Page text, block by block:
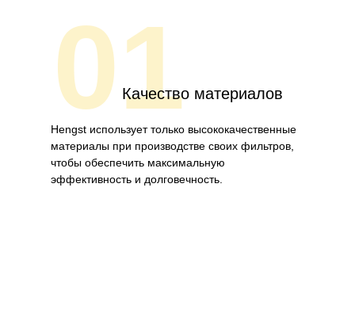
01Качество материалов
Hengst использует только высококачественные
материалы при производстве своих фильтров,
чтобы обеспечить максимальную
эффективность и долговечность.